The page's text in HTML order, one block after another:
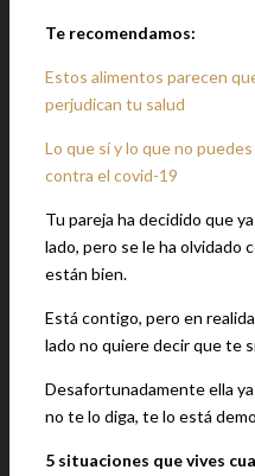
Te recomendamos:
Estos alimentos parecen
perjudican tu salud
Lo que sí y lo que no
contra el covid-19
Tu pareja ha decidido que
lado, pero se le ha olvidado
están bien.
Está contigo, pero en
lado no quiere decir que te
Desafortunadamente ella
no te lo diga, te lo está
5 situaciones que vives